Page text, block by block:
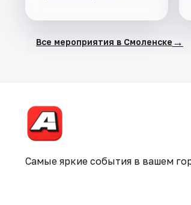
Все мероприятия в Смоленске →
Самые яркие события в вашем